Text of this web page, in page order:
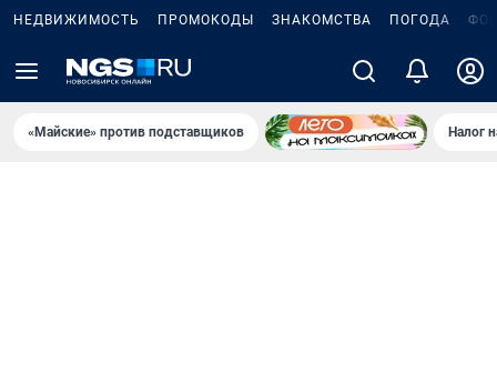
НЕДВИЖИМОСТЬ ПРОМОКОДЫ ЗНАКОМСТВА ПОГОДА
«Майские» против подставщиков Налог